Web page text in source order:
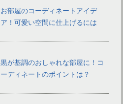
お部屋のコーディネートアイデ
ア！可愛い空間に仕上げるには
黒が基調のおしゃれな部屋に！コ
ーディネートのポイントは？